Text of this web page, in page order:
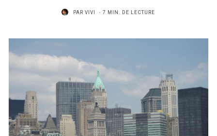
PAR VIVI 7 MIN. DE LECTURE